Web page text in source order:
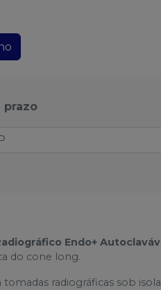
prazo
Endo+
do cone long.
tomadas radiográficas sob